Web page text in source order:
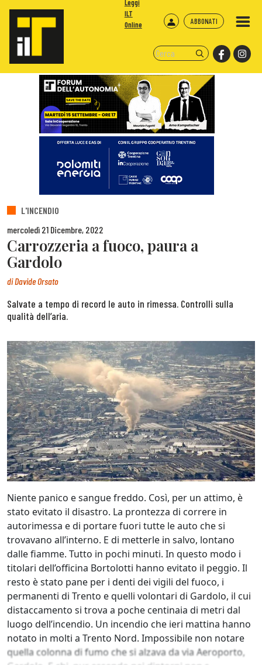
ABBONATI
Leggi
ILT
Online
L'INCENDIO
mercoledì 21 Dicembre, 2022
Carrozzeria a fuoco, paura a
Gardolo
diDavide Orsato
Salvate a tempo di record le auto in rimessa. Controlli sulla
qualità dell’aria.
Niente panico e sangue freddo. Così, per un attimo, è
stato evitato il disastro. La prontezza di correre in
autorimessa e di portare fuori tutte le auto che si
trovavano all’interno. E di metterle in salvo, lontano
dalle fiamme. Tutto in pochi minuti. In questo modo i
titolari dell’officina Bortolotti hanno evitato il peggio. Il
resto è stato pane per i denti dei vigili del fuoco, i
permanenti di Trento e quelli volontari di Gardolo, il cui
distaccamento si trova a poche centinaia di metri dal
luogo dell’incendio. Un incendio che ieri mattina hanno
notato in molti a Trento Nord. Impossibile non notare
quella colonna di fumo che si alzava da via Aeroporto,